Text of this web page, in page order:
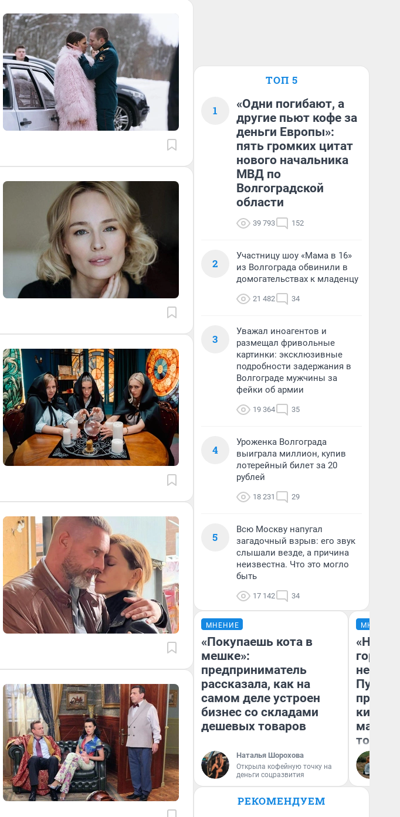
ТОП 5
1
«Одни погибают, а
другие пьют кофе за
деньги Европы»:
пять громких цитат
нового начальника
МВД по
Волгоградской
области
39 793 152
2
Участницу шоу «Мама в 16»
из Волгограда обвинили в
домогательствах к младенцу
21 482 34
3
Уважал иноагентов и
размещал фривольные
картинки: эксклюзивные
подробности задержания в
Волгограде мужчины за
фейки об армии
19 364 35
4
Уроженка Волгограда
выиграла миллион, купив
лотерейный билет за 20
рублей
18 231 29
5
Всю Москву напугал
загадочный взрыв: его звук
слышали везде, а причина
неизвестна. Что это могло
быть
17 142 34
МНЕНИЕ
«Покупаешь кота в
мешке»:
предприниматель
рассказала, как на
самом деле устроен
бизнес со складами
дешевых товаров
Наталья Шорохова
Открыла кофейную точку на
деньги соцразвития
МНЕНИЕ
«Нет
того
РЕКОМЕНДУЕМ